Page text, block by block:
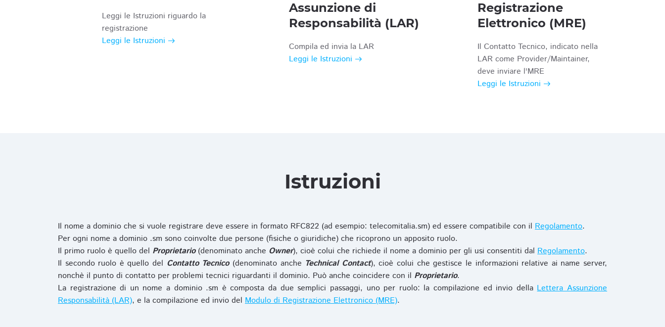
Leggi le Istruzioni riguardo la
registrazione
Leggi le Istruzioni
Assunzione di
Responsabilità (LAR)
Compila ed invia la LAR
Leggi le Istruzioni
Registrazione
Elettronico (MRE)
Il Contatto Tecnico, indicato nella
LAR come Provider/Maintainer,
deve inviare l'MRE
Leggi le Istruzioni
Istruzioni
Il nome a dominio che si vuole registrare deve essere in formato RFC822 (ad esempio: telecomitalia.sm) ed essere compatibile con il Regolamento.
Per ogni nome a dominio .sm sono coinvolte due persone (fisiche o giuridiche) che ricoprono un apposito ruolo.
Il primo ruolo è quello del Proprietario(denominato anche Owner), cioè colui che richiede il nome a dominio per gli usi consentiti dal Regolamento.
Il secondo ruolo è quello del Contatto Tecnico(denominato anche Technical Contact), cioè colui che gestisce le informazioni relative ai name server,
nonchè il punto di contatto per problemi tecnici riguardanti il dominio. Può anche coincidere con il Proprietario.
La registrazione di un nome a dominio .sm è composta da due semplici passaggi, uno per ruolo: la compilazione ed invio dellaLettera Assunzione
Responsabilità (LAR), e la compilazione ed invio del Modulo di Registrazione Elettronico (MRE).